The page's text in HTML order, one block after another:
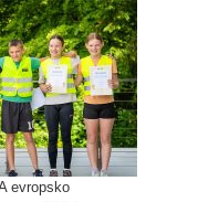
evropsko